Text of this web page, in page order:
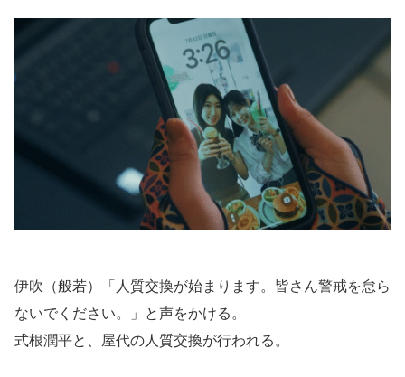
伊吹（般若）「人質交換が始まります。皆さん警戒を怠ら
ないでください。」と声をかける。
式根潤平と、屋代の人質交換が行われる。